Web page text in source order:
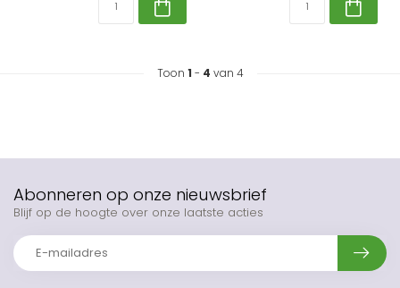
Toon 1 - 4 van 4
Abonneren op onze nieuwsbrief
Blijf op de hoogte over onze laatste acties